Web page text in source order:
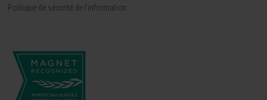
Politique de sécurité de l’information